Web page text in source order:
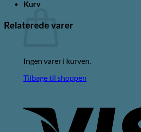
Kurv
Ingen varer i kurven.
Tilbage til shoppen
Relaterede varer